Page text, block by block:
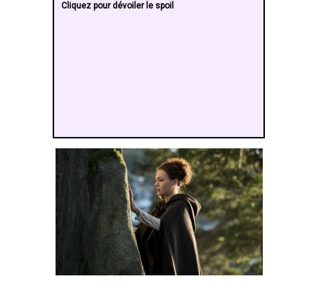
Cliquez pour dévoiler le spoil